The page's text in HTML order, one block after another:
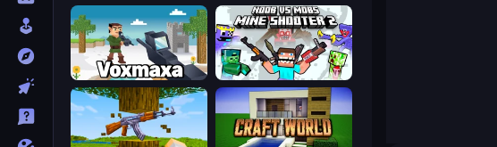
Mine Shooter 2: Noob vs Mobs
Voxmaxa